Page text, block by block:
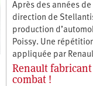
Après des années
direction de
production
Poissy. Une
appliquée par
Renault
combat !